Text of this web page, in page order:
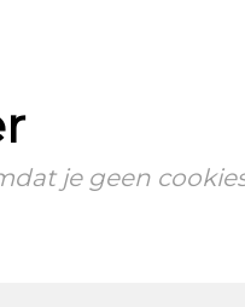
je geen